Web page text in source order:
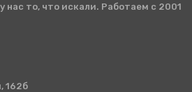
нас то, что искали. Работаем с 2001
162б